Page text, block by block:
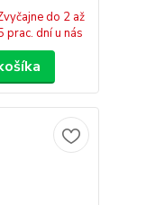
do 2 až
prac. dní u nás